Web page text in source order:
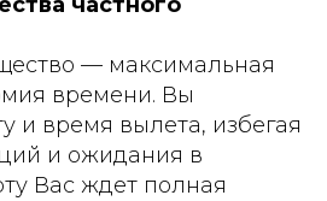
— максимальная
времени. Вы
и время вылета, избегая
и ожидания в
Вас ждет полная